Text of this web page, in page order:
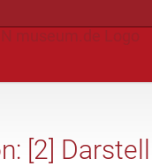
[2]